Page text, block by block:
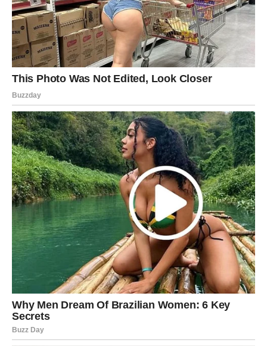
RAVNOTEŽU
Vage ulaze u period u kome više ne mogu da balansiraju
između „hoću“ i „moram“. Istina dolazi kroz odnose –
naročito one u kojima ste se previše prilagođavali.
Naredni dani donosejasnu sliku: ko vam daje, a ko samo
uzima. I upravo tu dolazi sudbinska odluka koja menja
sve.
Ljubav i lični izbori
Mnoge Vage će shvatiti da su predugo stavljale tuđe
potrebe ispred svojih. Sada se to menja.
Razgovor koji sledi može biti težak, ali oslobađajući.
Sudbinska odluka:Birate sebe bez griže savesti.
Preokret:
Povratak unutrašnjeg mira i samopouzdanja.